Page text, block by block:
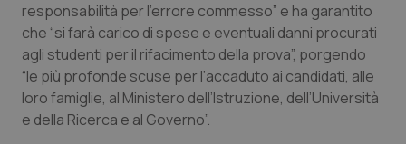
Toscana
Umbria
Valle D’Aosta
Obesità
Oftalmologia
Oncodermatologia
responsabilità per l’errore commesso” e ha garantito
che “si farà carico di spese e eventuali danni procurati
agli studenti per il rifacimento della prova”, porgendo
“le più profonde scuse per l’accaduto ai candidati, alle
loro famiglie, al Ministero dell’Istruzione, dell’Università
e della Ricerca e al Governo”.